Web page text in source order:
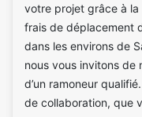
votre projet grâce à
frais de déplacement
dans les environs de
nous vous invitons de
d’un ramoneur
de collaboration, que